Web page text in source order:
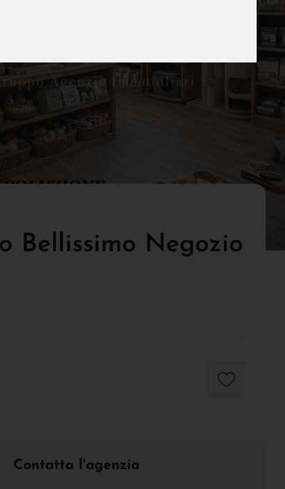
Bellissimo Negozio
Contatta l'agenzia